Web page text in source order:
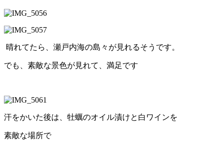
晴れてたら、瀬戸内海の島々が見れるそうです。
でも、素敵な景色が見れて、満足です
汗をかいた後は、牡蠣のオイル漬けと白ワインを
素敵な場所で